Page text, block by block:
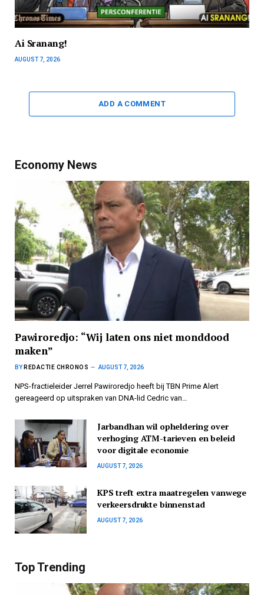
Ai Sranang!
AUGUST 7, 2026
ADD A COMMENT
Economy News
Pawiroredjo: “Wij laten ons niet monddood
maken”
BY REDACTIE CHRONOS AUGUST 7, 2026
NPS-fractieleider Jerrel Pawiroredjo heeft bij TBN Prime Alert
gereageerd op uitspraken van DNA-lid Cedric van…
Jarbandhan wil opheldering over
verhoging ATM-tarieven en beleid
voor digitale economie
AUGUST 7, 2026
KPS treft extra maatregelen vanwege
verkeersdrukte binnenstad
AUGUST 7, 2026
Top Trending